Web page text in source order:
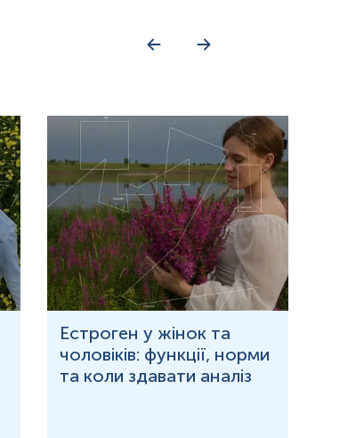
Естроген у жінок та
чоловіків: функції, норми
та коли здавати аналіз